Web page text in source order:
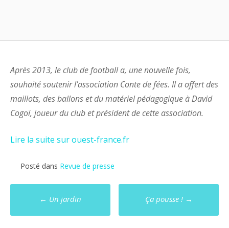
Après 2013, le club de football a, une nouvelle fois,
souhaité soutenir l’association Conte de fées. Il a offert des
maillots, des ballons et du matériel pédagogique à David
Cogoï, joueur du club et président de cette association.
Lire la suite sur ouest-france.fr
Posté dans Revue de presse
Poste
navigation
← Un jardin Ça pousse ! →